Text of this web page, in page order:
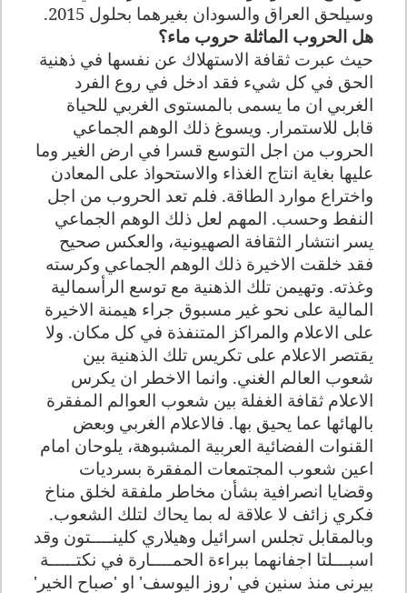
وسيلحق العراق والسودان بغيرهما بحلول 2015
.
هل الحروب الماثلة حروب ماء؟
حيث عبرت ثقافة الاستهلاك عن نفسها في ذهنية
الحق في كل شيء فقد ادخل في روع الفرد
الغربي ان ما يسمى بالمستوى الغربي للحياة
قابل للاستمرار. ويسوغ ذلك الوهم الجماعي
الحروب من اجل التوسع قسرا في ارض الغير وما
عليها بغاية انتاج الغذاء والاستحواذ على المعادن
واختراع موارد الطاقة. فلم تعد الحروب من اجل
النفط وحسب. المهم لعل ذلك الوهم الجماعي
يسر انتشار الثقافة الصهيونية، والعكس صحيح
فقد خلقت الاخيرة ذلك الوهم الجماعي وكرسته
وغذته. وتهيمن تلك الذهنية مع توسع الرأسمالية
المالية على نحو غير مسبوق جراء هيمنة الاخيرة
على الاعلام والمراكز المتنفذة في كل مكان. ولا
يقتصر الاعلام على تكريس تلك الذهنية بين
شعوب العالم الغني. وانما الاخطر ان يكرس
الاعلام ثقافة الغفلة بين شعوب العوالم المفقرة
بالهائها عما يحيق بها. فالاعلام الغربي وبعض
القنوات الفضائية العربية المشبوهة، يلوحان امام
اعين شعوب المجتمعات المفقرة بسرديات
وقضايا انصرافية بشأن مخاطر ملفقة لخلق مناخ
فكري زائف لا علاقة له بما يحاك لتلك الشعوب.
وبالمقابل تجلس اسرائيل وهيلاري كلينــــتون وقد
اسبـــلتا اجفانهما ببراءة الحمــــارة في نكتـــــة
بيرنى منذ سنين في 'روز اليوسف' او 'صباح الخير'